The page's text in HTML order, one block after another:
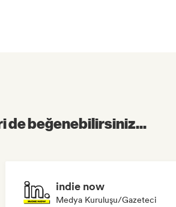
beğenebilirsiniz...
indie now
Medya Kuruluşu/Gazeteci